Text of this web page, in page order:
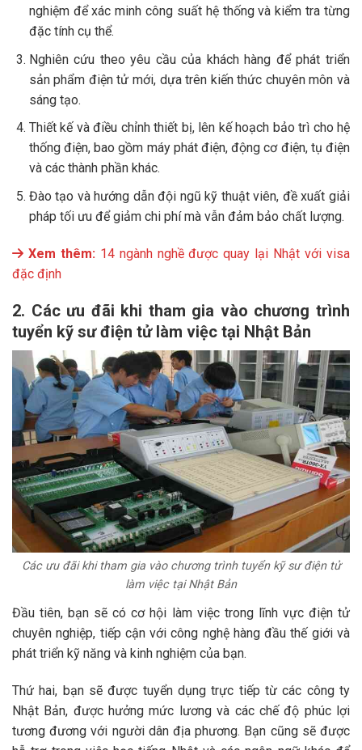
nghiệm để xác minh công suất hệ thống và kiểm tra từng
đặc tính cụ thể.
Nghiên cứu theo yêu cầu của khách hàng để phát triển
sản phẩm điện tử mới, dựa trên kiến thức chuyên môn và
sáng tạo.
Thiết kế và điều chỉnh thiết bị, lên kế hoạch bảo trì cho hệ
thống điện, bao gồm máy phát điện, động cơ điện, tụ điện
và các thành phần khác.
Đào tạo và hướng dẫn đội ngũ kỹ thuật viên, đề xuất giải
pháp tối ưu để giảm chi phí mà vẫn đảm bảo chất lượng.
Xem thêm: 14 ngành nghề được quay lại Nhật với visa
đặc định
2. Các ưu đãi khi tham gia vào chương trình
tuyển kỹ sư điện tử làm việc tại Nhật Bản
Các ưu đãi khi tham gia vào chương trình tuyển kỹ sư điện tử
làm việc tại Nhật Bản
Đầu tiên, bạn sẽ có cơ hội làm việc trong lĩnh vực điện tử
chuyên nghiệp, tiếp cận với công nghệ hàng đầu thế giới và
phát triển kỹ năng và kinh nghiệm của bạn.
Thứ hai, bạn sẽ được tuyển dụng trực tiếp từ các công ty
Nhật Bản, được hưởng mức lương và các chế độ phúc lợi
tương đương với người dân địa phương. Bạn cũng sẽ được